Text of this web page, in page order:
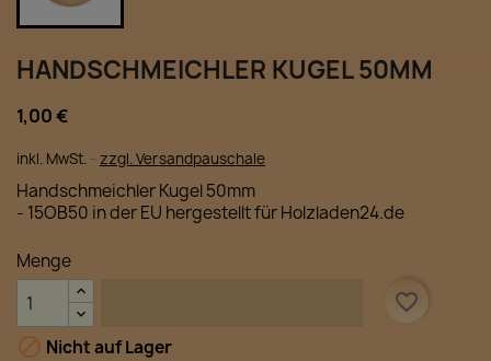
HANDSCHMEICHLER KUGEL 50MM
1,00 €
inkl. MwSt. zzgl. Versandpauschale
Handschmeichler Kugel 50mm
- 15OB50 in der EU hergestellt fürHolzladen24.de
Menge
favorite_border
 Nicht auf Lager